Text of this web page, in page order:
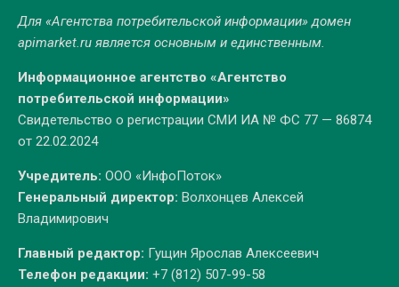
Для «Агентства потребительской информации» домен
apimarket.ruявляется основным и единственным.
Информационное агентство «Агентство
потребительской информации»
Свидетельство о регистрации СМИ ИА № ФС 77 — 86874
от 22.02.2024
Учредитель: ООО «ИнфоПоток»
Генеральный директор: Волхонцев Алексей
Владимирович
Главный редактор: Гущин Ярослав Алексеевич
Телефон редакции: +7 (812) 507-99-58